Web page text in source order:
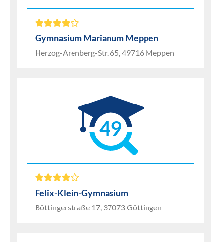
Gymnasium Marianum Meppen
Herzog-Arenberg-Str. 65, 49716 Meppen
49
Felix-Klein-Gymnasium
Böttingerstraße 17, 37073 Göttingen